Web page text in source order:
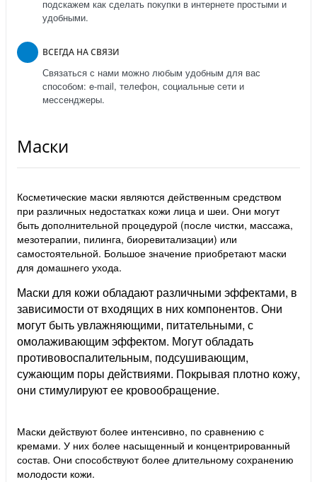
подскажем как сделать покупки в интернете простыми и
удобными.
ВСЕГДА НА СВЯЗИ
Связаться с нами можно любым удобным для вас
способом: e-mail, телефон, социальные сети и
мессенджеры.
Маски
Косметические маски являются действенным средством
при различных недостатках кожи лица и шеи. Они могут
быть дополнительной процедурой (после чистки, массажа,
мезотерапии, пилинга, биоревитализации) или
самостоятельной. Большое значение приобретают маски
для домашнего ухода.
Маски для кожи обладают различными эффектами, в
зависимости от входящих в них компонентов. Они
могут быть увлажняющими, питательными, с
омолаживающим эффектом. Могут обладать
противовоспалительным, подсушивающим,
сужающим поры действиями. Покрывая плотно кожу,
они стимулируют ее кровообращение.
Маски действуют более интенсивно, по сравнению с
кремами. У них более насыщенный и концентрированный
состав. Они способствуют более длительному сохранению
молодости кожи.